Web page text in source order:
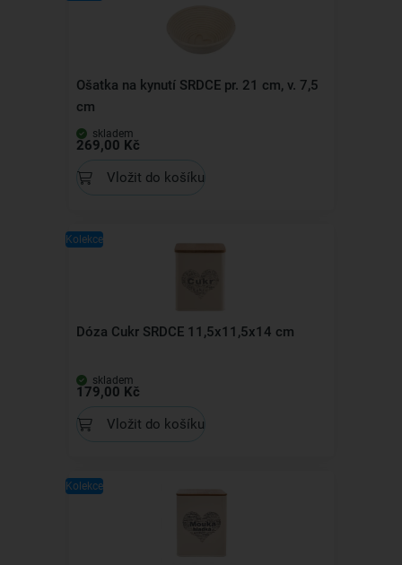
Ošatka na kynutí SRDCE pr. 21 cm, v. 7,5
cm
skladem
269,00 Kč
Vložit do košíku
Kolekce
Dóza Cukr SRDCE 11,5x11,5x14 cm
skladem
179,00 Kč
Vložit do košíku
Kolekce